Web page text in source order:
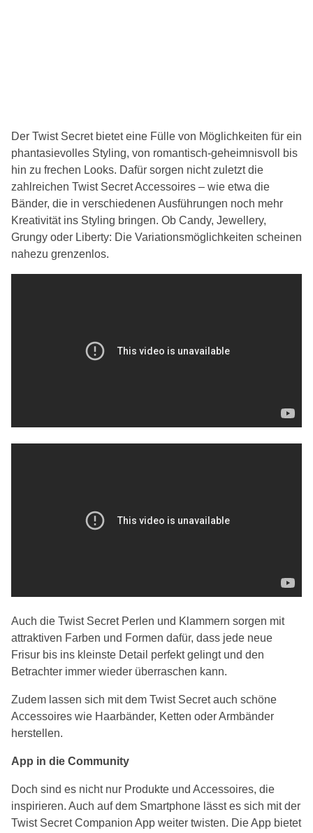
Der Twist Secret bietet eine Fülle von Möglichkeiten für ein
phantasievolles Styling, von romantisch-geheimnisvoll bis
hin zu frechen Looks. Dafür sorgen nicht zuletzt die
zahlreichen Twist Secret Accessoires – wie etwa die
Bänder, die in verschiedenen Ausführungen noch mehr
Kreativität ins Styling bringen. Ob Candy, Jewellery,
Grungy oder Liberty: Die Variationsmöglichkeiten scheinen
nahezu grenzenlos.
Auch die Twist Secret Perlen und Klammern sorgen mit
attraktiven Farben und Formen dafür, dass jede neue
Frisur bis ins kleinste Detail perfekt gelingt und den
Betrachter immer wieder überraschen kann.
Zudem lassen sich mit dem Twist Secret auch schöne
Accessoires wie Haarbänder, Ketten oder Armbänder
herstellen.
App in die Community
Doch sind es nicht nur Produkte und Accessoires, die
inspirieren. Auch auf dem Smartphone lässt es sich mit der
Twist Secret Companion App weiter twisten. Die App bietet